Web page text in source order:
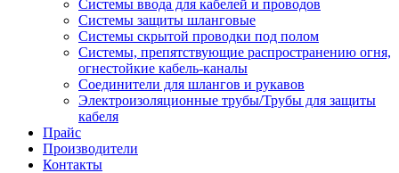
Системы ввода для кабелей и проводов
Системы защиты шланговые
Системы скрытой проводки под полом
Системы, препятствующие распространению огня,
огнестойкие кабель-каналы
Соединители для шлангов и рукавов
Электроизоляционные трубы/Трубы для защиты
кабеля
Прайс
Производители
Контакты